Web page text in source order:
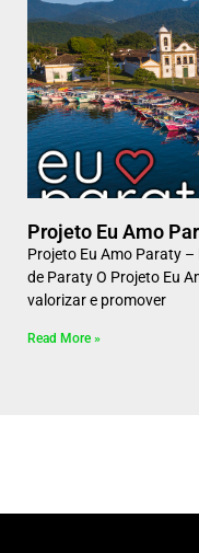
Projeto Eu Amo
Projeto Eu Amo Paraty
de Paraty O Projeto Eu
valorizar e promover
Read More »